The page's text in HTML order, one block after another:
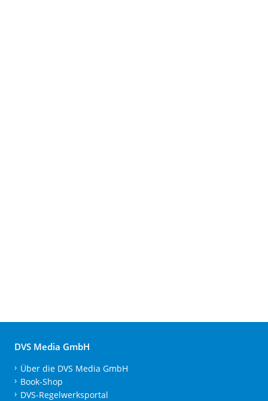
DVS Media GmbH
Über die DVS Media GmbH
Book-Shop
DVS-Regelwerksportal